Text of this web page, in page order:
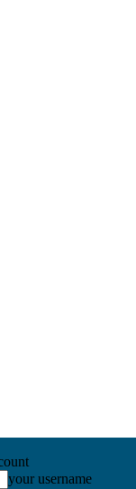
your username